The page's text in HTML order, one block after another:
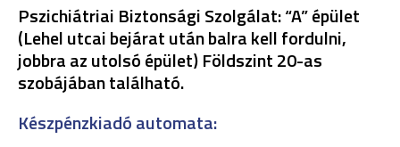
Pszichiátriai Biztonsági Szolgálat: “A” épület
(Lehel utcai bejárat után balra kell fordulni,
jobbra az utolsó épület) Földszint 20-as
szobájában található.
Készpénzkiadó automata: